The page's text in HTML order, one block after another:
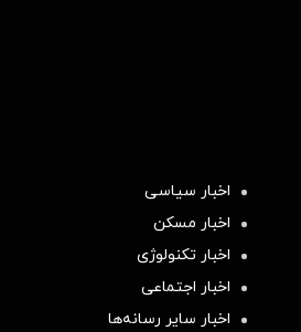
اخبار سیاسی
اخبار مسکن
اخبار تکنولوژی
اخبار اجتماعی
اخبار سایر رسانه‌‌ها